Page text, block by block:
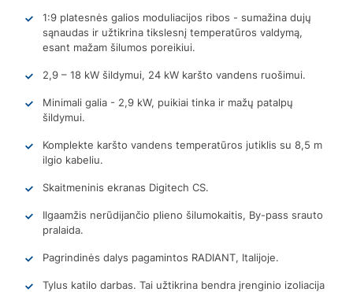
1:9 platesnės galios moduliacijos ribos - sumažina dujų
sąnaudas ir užtikrina tikslesnį temperatūros valdymą,
esant mažam šilumos poreikiui.
2,9 – 18 kW šildymui, 24 kW karšto vandens ruošimui.
Minimali galia - 2,9 kW, puikiai tinka ir mažų patalpų
šildymui.
Komplekte karšto vandens temperatūros jutiklis su 8,5 m
ilgio kabeliu.
Skaitmeninis ekranas Digitech CS.
Ilgaamžis nerūdijančio plieno šilumokaitis, By-pass srauto
pralaida.
Pagrindinės dalys pagamintos RADIANT, Italijoje.
Tylus katilo darbas. Tai užtikrina bendra įrenginio izoliacija